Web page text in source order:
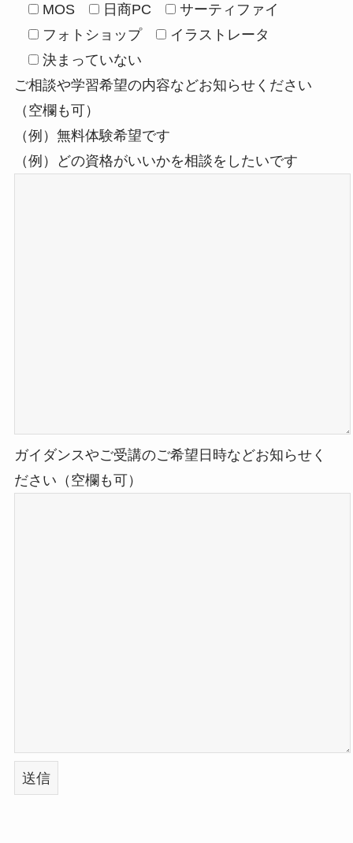
MOS
日商PC
サーティファイ
フォトショップ
イラストレータ
決まっていない
ご相談や学習希望の内容などお知らせください
（空欄も可）
（例）無料体験希望です
（例）どの資格がいいかを相談をしたいです
ガイダンスやご受講のご希望日時などお知らせく
ださい（空欄も可）